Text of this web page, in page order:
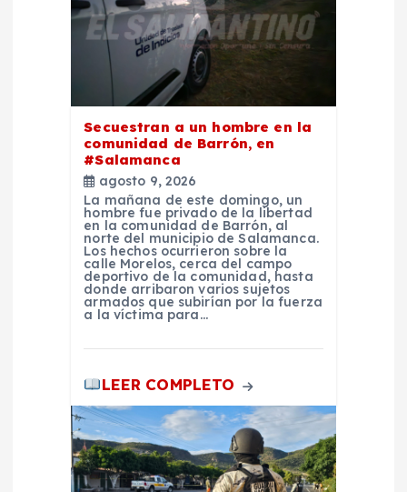
Secuestran a un hombre en la
comunidad de Barrón, en
#Salamanca
agosto 9, 2026
La mañana de este domingo, un
hombre fue privado de la libertad
en la comunidad de Barrón, al
norte del municipio de Salamanca.
Los hechos ocurrieron sobre la
calle Morelos, cerca del campo
deportivo de la comunidad, hasta
donde arribaron varios sujetos
armados que subirían por la fuerza
a la víctima para…
LEER COMPLETO